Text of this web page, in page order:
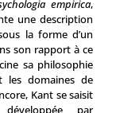
empirica,
une description
la forme d’un
son rapport à ce
sa philosophie
les domaines de
Kant se saisit
développée par